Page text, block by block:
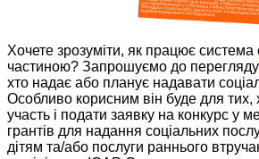
Хочете зрозуміти, як працює система
частиною? Запрошуємо до перегляду
хто надає або планує надавати
Особливо корисним він буде для тих,
участь і подати заявку на конкурс у
грантів для надання соціальних
дітям та/або послуги раннього